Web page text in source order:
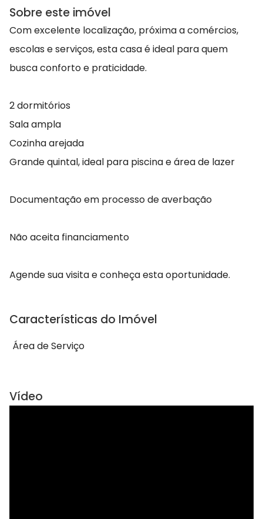
Sobre este imóvel
Com excelente localização, próxima a comércios,
escolas e serviços, esta casa é ideal para quem
busca conforto e praticidade.
2 dormitórios
Sala ampla
Cozinha arejada
Grande quintal, ideal para piscina e área de lazer
Documentação em processo de averbação
Não aceita financiamento
Agende sua visita e conheça esta oportunidade.
Características do Imóvel
Área de Serviço
Vídeo